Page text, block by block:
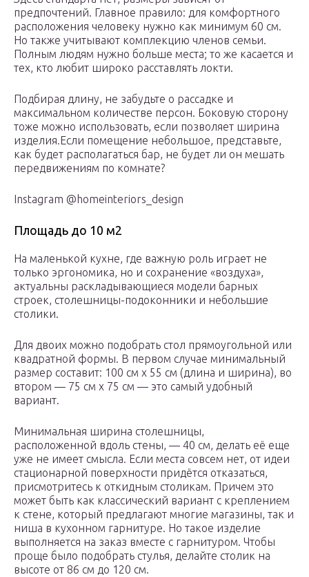
предпочтений. Главное правило: для комфортного
расположения человеку нужно как минимум 60 см.
Но также учитывают комплекцию членов семьи.
Полным людям нужно больше места; то же касается и
тех, кто любит широко расставлять локти.
Подбирая длину, не забудьте о рассадке и
максимальном количестве персон. Боковую сторону
тоже можно использовать, если позволяет ширина
изделия.Если помещение небольшое, представьте,
как будет располагаться бар, не будет ли он мешать
передвижениям по комнате?
Instagram @homeinteriors_design
Площадь до 10 м2
На маленькой кухне, где важную роль играет не
только эргономика, но и сохранение «воздуха»,
актуальны раскладывающиеся модели барных
строек, столешницы-подоконники и небольшие
столики.
Для двоих можно подобрать стол прямоугольной или
квадратной формы. В первом случае минимальный
размер составит: 100 см х 55 см (длина и ширина), во
втором — 75 см х 75 см — это самый удобный
вариант.
Минимальная ширина столешницы,
расположенной вдоль стены, — 40 см, делать её еще
уже не имеет смысла. Если места совсем нет, от идеи
стационарной поверхности придётся отказаться,
присмотритесь к откидным столикам. Причем это
может быть как классический вариант с креплением
к стене, который предлагают многие магазины, так и
ниша в кухонном гарнитуре. Но такое изделие
выполняется на заказ вместе с гарнитуром. Чтобы
проще было подобрать стулья, делайте столик на
высоте от 86 см до 120 см.